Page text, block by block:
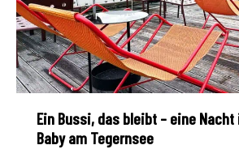
Ein Bussi, das bleibt – eine
Baby am Tegernsee